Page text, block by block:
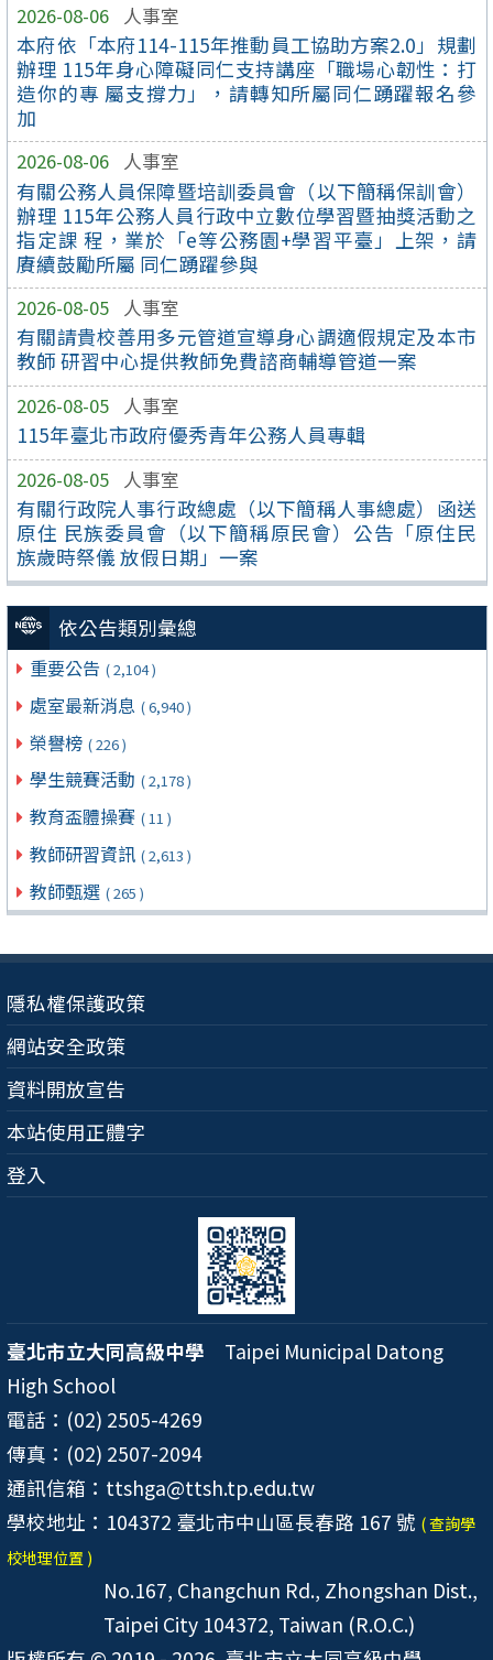
2026-08-06 人事室
本府依「本府114-115年推動員工協助方案2.0」規劃
辦理 115年身心障礙同仁支持講座「職場心韌性：打
造你的專 屬支撐力」，請轉知所屬同仁踴躍報名參
加
2026-08-06 人事室
有關公務人員保障暨培訓委員會（以下簡稱保訓會）
辦理 115年公務人員行政中立數位學習暨抽獎活動之
指定課 程，業於「e等公務園+學習平臺」上架，請
賡續鼓勵所屬 同仁踴躍參與
2026-08-05 人事室
有關請貴校善用多元管道宣導身心調適假規定及本市
教師 研習中心提供教師免費諮商輔導管道一案
2026-08-05 人事室
115年臺北市政府優秀青年公務人員專輯
2026-08-05 人事室
有關行政院人事行政總處（以下簡稱人事總處）函送
原住 民族委員會（以下簡稱原民會）公告「原住民
族歲時祭儀 放假日期」一案
依公告類別彙總
重要公告 ( 2,104 )
處室最新消息 ( 6,940 )
榮譽榜 ( 226 )
學生競賽活動 ( 2,178 )
教育盃體操賽 ( 11 )
教師研習資訊 ( 2,613 )
教師甄選 ( 265 )
隱私權保護政策
網站安全政策
資料開放宣告
本站使用正體字
登入
臺北市立大同高級中學 Taipei Municipal Datong
High School
電話：(02) 2505-4269
傳真：(02) 2507-2094
通訊信箱：ttshga@ttsh.tp.edu.tw
學校地址：104372 臺北市中山區長春路 167 號 ( 查詢學
校地理位置 )
No.167, Changchun Rd., Zhongshan Dist.,
Taipei City 104372, Taiwan (R.O.C.)